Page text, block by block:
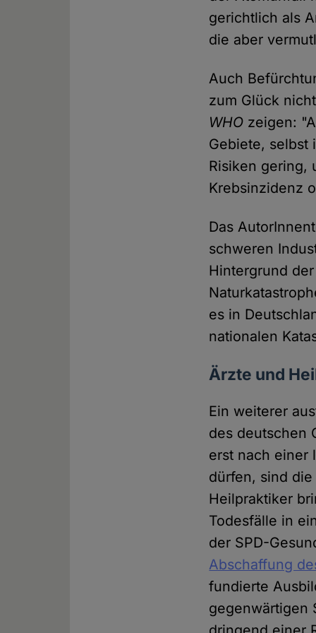
gerichtlich als
die aber
Auch
zum Glück
WHO zeigen:
Gebiete, selbst
Risiken gering,
Krebsinzidenz
Das
schweren
Hintergrund
es in
nationalen
Ärzte und
Ein weiterer
des deutschen
erst nach einer
dürfen, sind
Heilpraktiker
Todesfälle in
der SPD-
Abschaffung
fundierte
gegenwärtigen